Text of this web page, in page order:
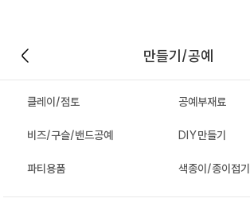
만들기/공예
클레이/점토 공예부재료
비즈/구슬/밴드공예 DIY만들기
파티용품 색종이/종이접기